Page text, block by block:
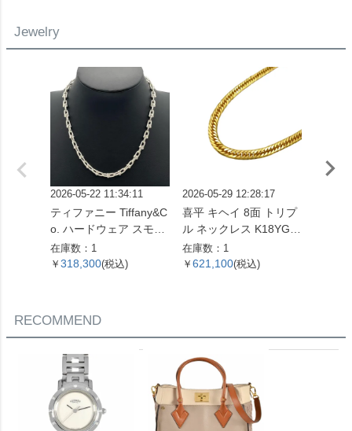
Jewelry
2026-05-22 11:34:11
ティファニー Tiffany&C
o. ハードウェア スモー
ルリンク ネックレス 60
153093 SV925 42.4g シ
在庫数：1
￥ 318,300(税込)
2026-05-29 12:28:17
喜平 キヘイ 8面 トリプ
ル ネックレス K18YG 2
4.5g 60cm【中古】
在庫数：1
￥ 621,100(税込)
RECOMMEND